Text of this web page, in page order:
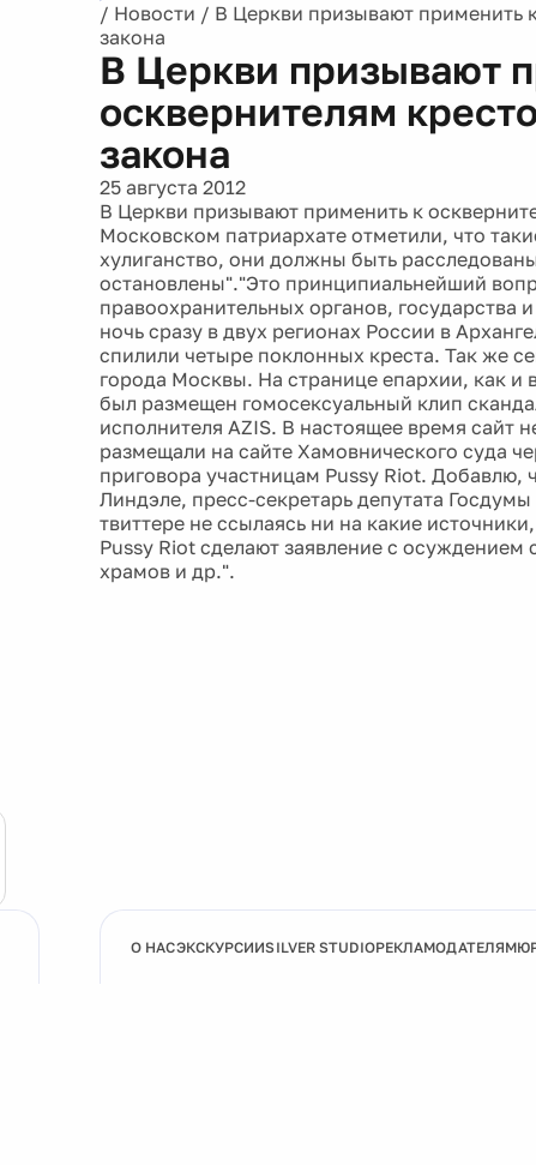
/ Новости / В Церкви призывают применить
закона
В Церкви призывают
осквернителям
закона
25 августа 2012
В Церкви призывают применить к
Московском патриархате отметили, что
хулиганство, они должны быть
остановлены"."Это принципиальнейший
правоохранительных органов,
ночь сразу в двух регионах России в
спилили четыре поклонных креста. Так же
города Москвы. На странице епархии, как и
был размещен гомосексуальный клип
исполнителя AZIS. В настоящее время сайт
размещали на сайте Хамовнического суда
приговора участницам Pussy Riot. Добавлю,
Линдэле, пресс-секретарь депутата
твиттере не ссылаясь ни на какие
Pussy Riot сделают заявление с
храмов и др.".
О НАСЭКСКУРСИИSILVER STUDIOРЕКЛАМОДАТЕЛЯМ